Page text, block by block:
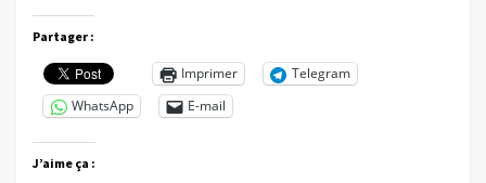
Partager :
Imprimer
Telegram
WhatsApp
E-mail
J’aime ça :